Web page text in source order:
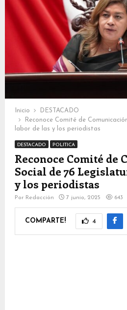
Inicio
DESTACADO
Reconoce Comité de
labor de las y los periodistas
DESTACADO POLITICA
Reconoce Comité de
Social de 76
y los periodistas
Por Redacción 7 junio, 2025 643
COMPARTE! 4